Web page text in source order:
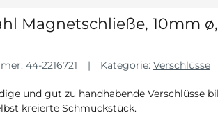
Magnetschließe, 10mm
44-2216721 Kategorie: Verschlüsse
und gut zu handhabende Verschlüsse
kreierte Schmuckstück.